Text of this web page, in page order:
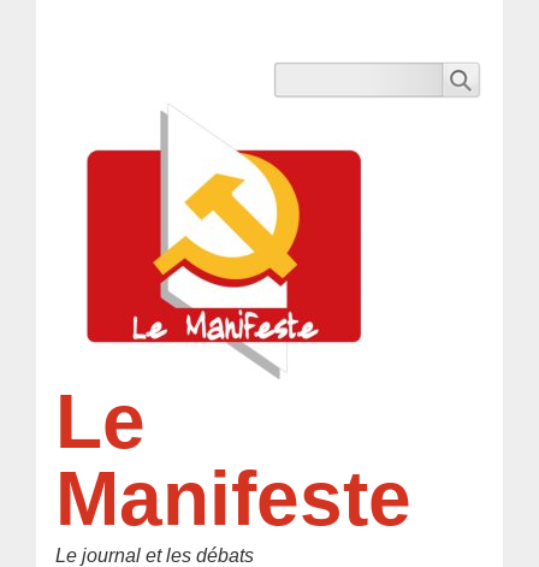
Le
Manifeste
Le journal et les débats